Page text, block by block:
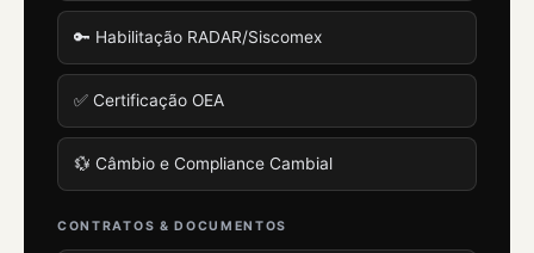
🔑 Habilitação RADAR/Siscomex
✅ Certificação OEA
💱 Câmbio e Compliance Cambial
CONTRATOS & DOCUMENTOS